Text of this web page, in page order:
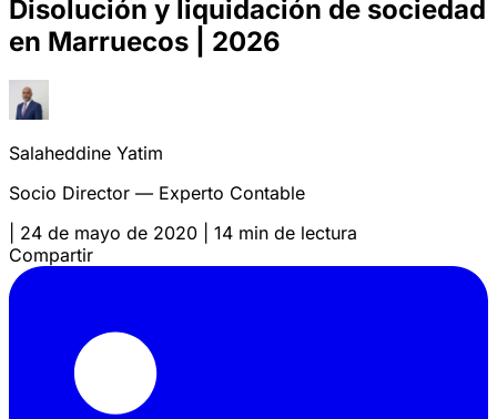
Disolución y liquidación de sociedad
en Marruecos | 2026
Salaheddine Yatim
Socio Director — Experto Contable
24 de mayo de 2020
14 min de lectura
Compartir